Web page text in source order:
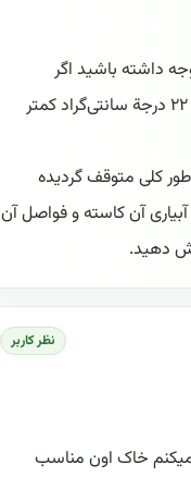
داشته باشید اگر
می‌خواهید گیاهانتان از طراوت و شادابی خاصی برخوردار باشند، درجة حرارت محیط زیست آنان نباید از حدود ۲۰ تا ۲۲ درجة سانتی‌گراد کمتر
کلی متوقف گردیده
آن کاسته و فواصل آن
دهید.
نظر کاربر
میکنم ۲۲درجه است ولی احساس میکنم خاک اون مناسب